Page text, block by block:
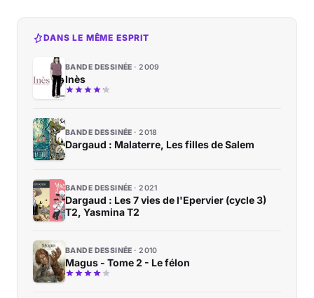
DANS LE MÊME ESPRIT
BANDE DESSINÉE 2009
Inès
BANDE DESSINÉE 2018
Dargaud : Malaterre, Les filles de Salem
BANDE DESSINÉE 2021
Dargaud : Les 7 vies de l'Epervier (cycle 3)
T2, Yasmina T2
BANDE DESSINÉE 2010
Magus - Tome 2 - Le félon